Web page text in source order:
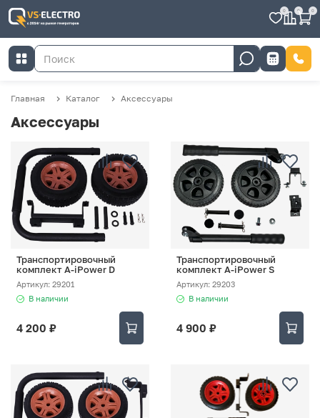
0 0 0
Главная Каталог Аксессуары
Аксессуары
Транспортировочный
комплект A-iPower D
Артикул: 29201
В наличии
4 200 ₽
Транспортировочный
комплект A-iPower S
Артикул: 29203
В наличии
4 900 ₽